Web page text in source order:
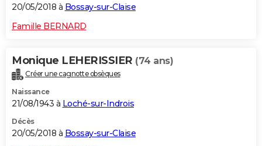
20/05/2018 à Bossay-sur-Claise
Famille BERNARD
Monique LEHERISSIER (74 ans)
Créer une cagnotte obsèques
Naissance
21/08/1943 à Loché-sur-Indrois
Décès
20/05/2018 à Bossay-sur-Claise